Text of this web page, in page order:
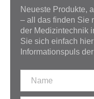
Neueste Produkte,
– all das finden Sie
der Medizintechnik
Sie sich einfach
Informationspuls